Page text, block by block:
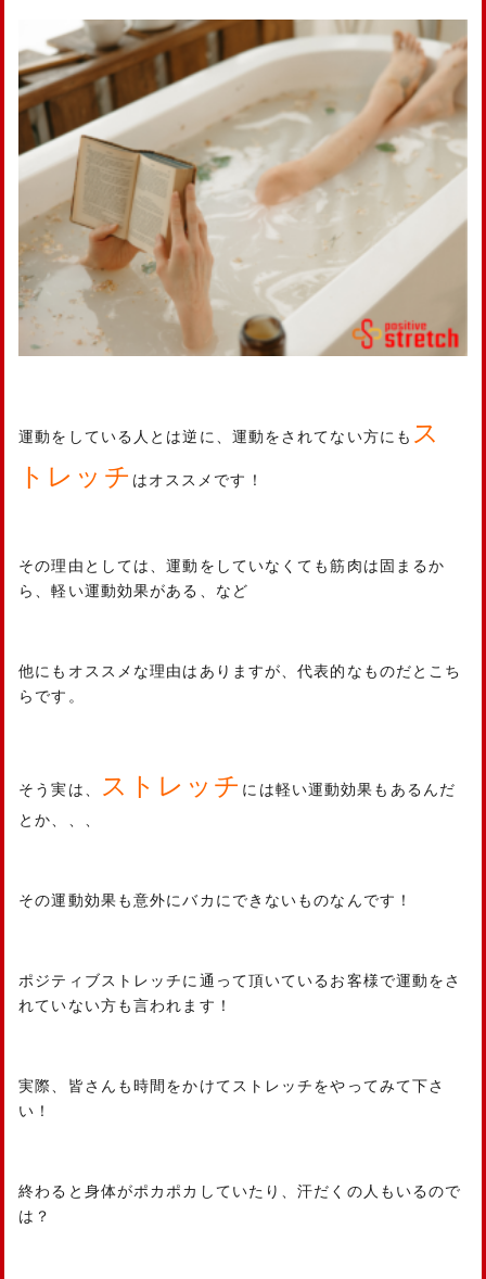
運動をしている人とは逆に、運動をされてない方にも ス
トレッチ はオススメです！
その理由としては、運動をしていなくても筋肉は固まるか
ら、軽い運動効果がある、など
他にもオススメな理由はありますが、代表的なものだとこち
らです。
そう実は、 ストレッチ には軽い運動効果もあるんだ
とか、、、
その運動効果も意外にバカにできないものなんです！
ポジティブストレッチに通って頂いているお客様で運動をさ
れていない方も言われます！
実際、皆さんも時間をかけてストレッチをやってみて下さ
い！
終わると身体がポカポカしていたり、汗だくの人もいるので
は？